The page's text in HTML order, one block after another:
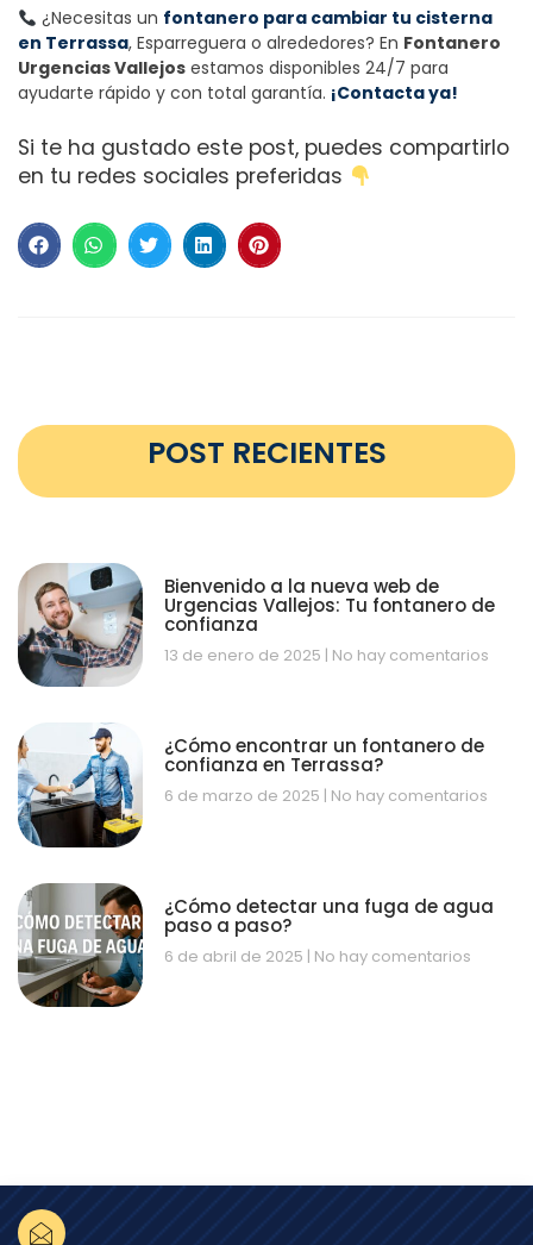
¿Necesitas un fontanero para cambiar tu cisterna
en Terrassa, Esparreguera o alrededores? En Fontanero
Urgencias Vallejos estamos disponibles 24/7 para
ayudarte rápido y con total garantía. ¡Contacta ya!
Si te ha gustado este post, puedes compartirlo
en tu redes sociales preferidas
POST RECIENTES
Bienvenido a la nueva web de
Urgencias Vallejos: Tu fontanero de
confianza
13 de enero de 2025 No hay comentarios
¿Cómo encontrar un fontanero de
confianza en Terrassa?
6 de marzo de 2025 No hay comentarios
¿Cómo detectar una fuga de agua
paso a paso?
6 de abril de 2025 No hay comentarios